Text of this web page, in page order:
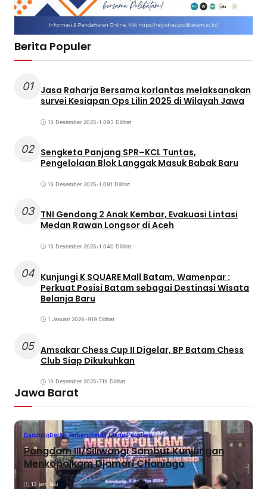
Berita Populer
01
Jasa Raharja Bersama korlantas melaksanakan
survei Kesiapan Ops Lilin 2025 di Wilayah Jawa
13 Desember 2025•1.093 Dilihat
02 Sengketa Panjang SPR–KCL Tuntas,
Pengelolaan Blok Langgak Masuk Babak Baru
13 Desember 2025•1.081 Dilihat
03 TNI Gendong 2 Anak Kembar, Evakuasi Lintasi
Medan Rawan Longsor di Aceh
13 Desember 2025•1.040 Dilihat
04 Kunjungi K SQUARE Mall Batam, Wamenpar :
Perkuat Posisi Batam sebagai Destinasi Wisata
Belanja Baru
1 Januari 2026•919 Dilihat
05 Amsakar Chess Cup II Digelar, BP Batam Chess
Club Siap Dikukuhkan
13 Desember 2025•719 Dilihat
Jawa Barat
BandungBerita TerbaruBerita UtamaPeristiwa
Pangdam III/Siliwangi Sambut Kunjungan
Menkopolkam Djamari Chaniago
13 jam lalu